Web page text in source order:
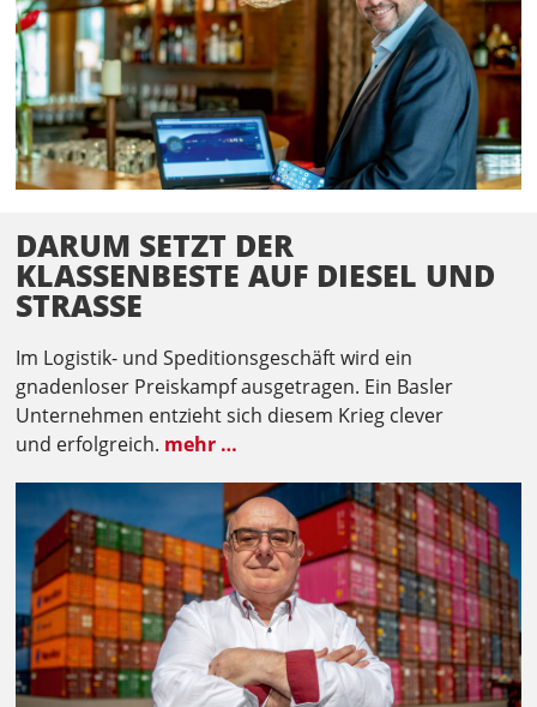
DARUM SETZT DER
KLASSENBESTE AUF DIESEL UND
STRASSE
Im Logistik- und Speditionsgeschäft wird ein
gnadenloser Preiskampf ausgetragen. Ein Basler
Unternehmen entzieht sich diesem Krieg clever
und erfolgreich. mehr …